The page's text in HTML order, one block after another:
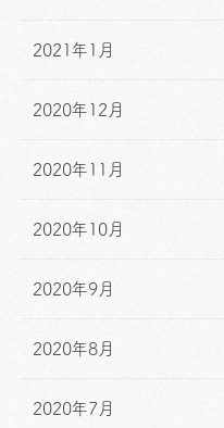
2021年1月
2020年12月
2020年11月
2020年10月
2020年9月
2020年8月
2020年7月